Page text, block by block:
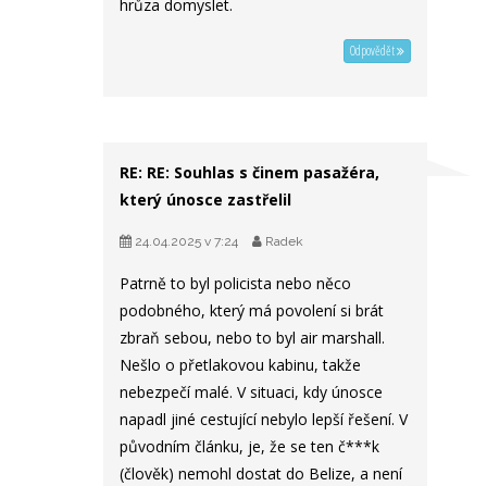
hrůza domyslet.
Odpovědět
RE: RE: Souhlas s činem pasažéra,
který únosce zastřelil
24.04.2025 v 7:24 Radek
Patrně to byl policista nebo něco
podobného, který má povolení si brát
zbraň sebou, nebo to byl air marshall.
Nešlo o přetlakovou kabinu, takže
nebezpečí malé. V situaci, kdy únosce
napadl jiné cestující nebylo lepší řešení. V
původním článku, je, že se ten č***k
(člověk) nemohl dostat do Belize, a není